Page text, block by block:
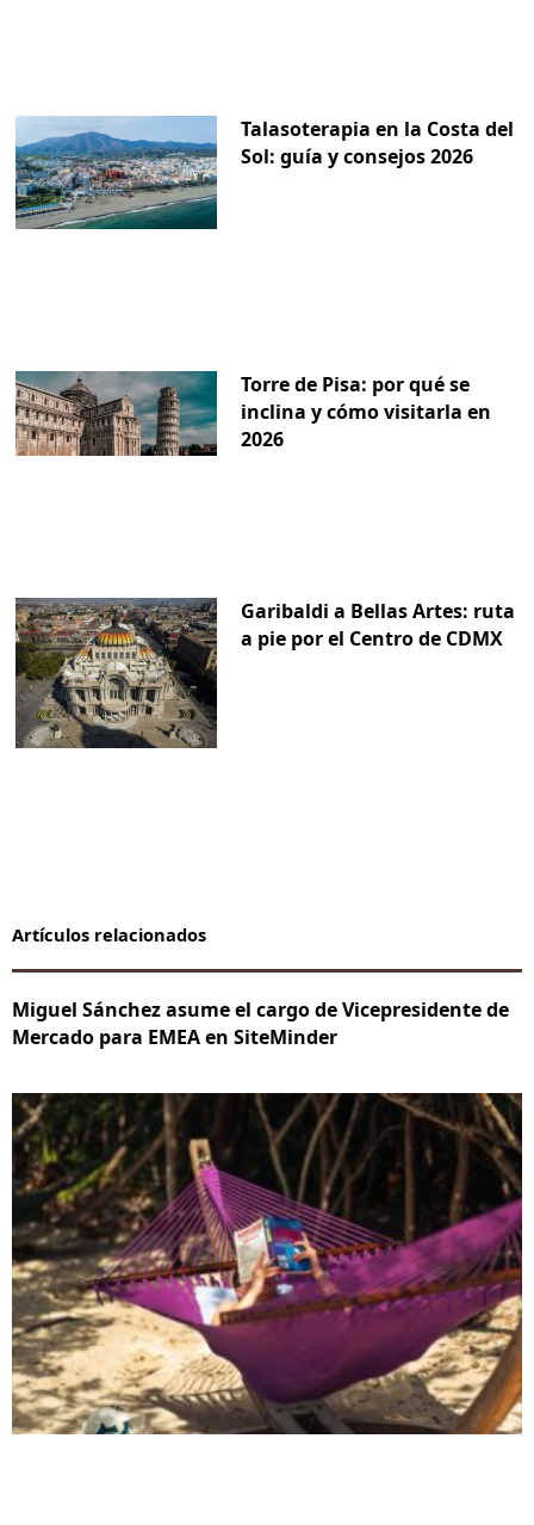
Talasoterapia en la Costa del
Sol: guía y consejos 2026
Torre de Pisa: por qué se
inclina y cómo visitarla en
2026
Garibaldi a Bellas Artes: ruta
a pie por el Centro de CDMX
Artículos relacionados
Miguel Sánchez asume el cargo de Vicepresidente de
Mercado para EMEA en SiteMinder